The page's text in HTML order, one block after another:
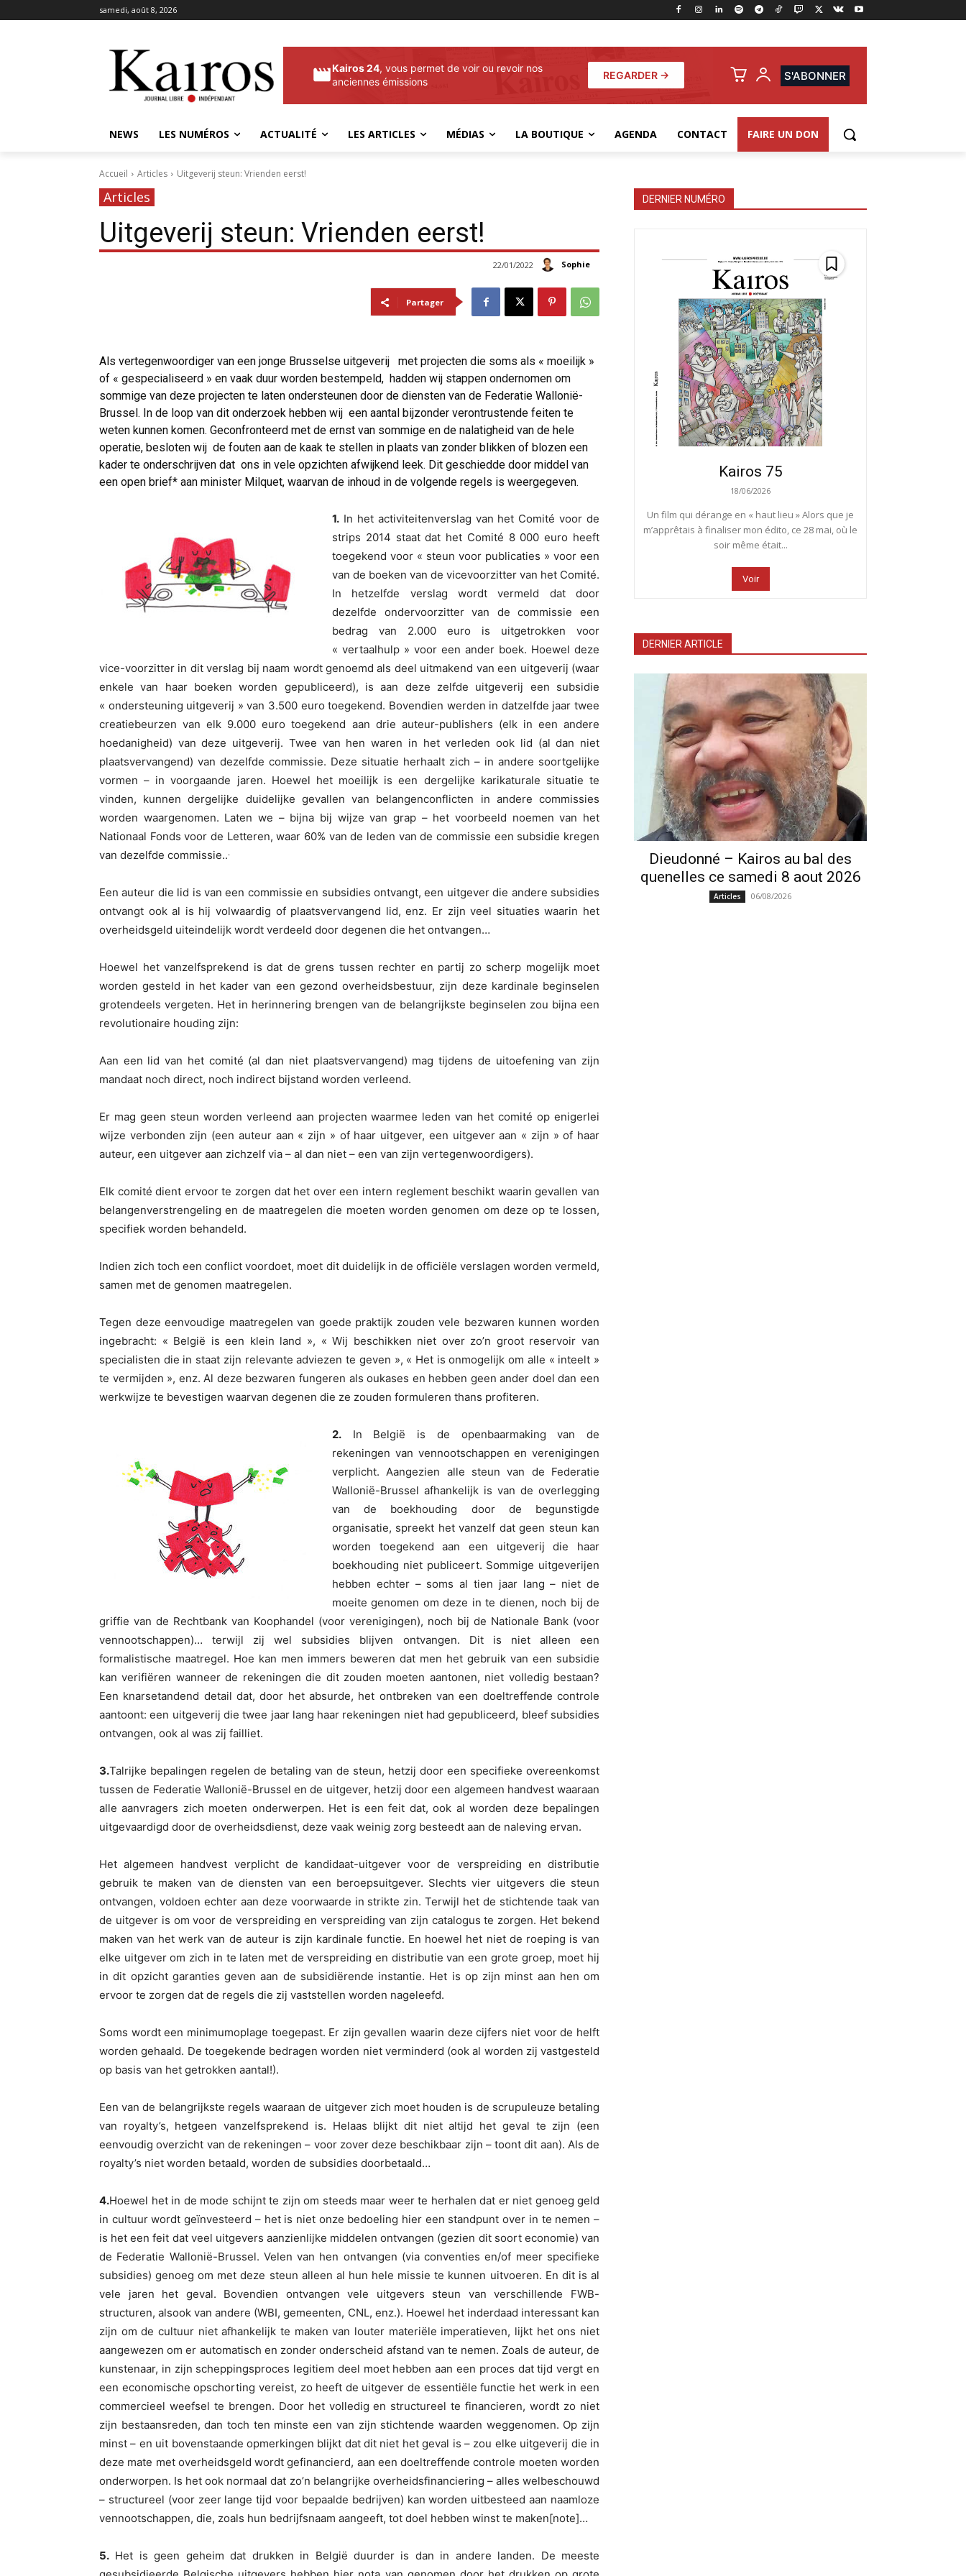
samedi, août 8, 2026
Kairos 24, vous permet de voir ou revoir nos
anciennes émissions
REGARDER → S'ABONNER
NEWS LES NUMÉROS ACTUALITÉ LES ARTICLES MÉDIAS LA BOUTIQUE AGENDA CONTACT FAIRE UN DON
Accueil Articles Uitgeverij steun: Vrienden eerst!
Articles
Uitgeverij steun: Vrienden eerst!
Sophie
22/01/2022
Partager
Als vertegenwoordiger van een jonge Brusselse uitgeverij met projecten die soms als « moeilijk »
of « gespecialiseerd » en vaak duur worden bestempeld, hadden wij stappen ondernomen om
sommige van deze projecten te laten ondersteunen door de diensten van de Federatie Wallonië-
Brussel. In de loop van dit onderzoek hebben wij een aantal bijzonder verontrustende feiten te
weten kunnen komen. Geconfronteerd met de ernst van sommige en de nalatigheid van de hele
operatie, besloten wij de fouten aan de kaak te stellen in plaats van zonder blikken of blozen een
kader te onderschrijven dat ons in vele opzichten afwijkend leek. Dit geschiedde door middel van
een open brief* aan minister Milquet, waarvan de inhoud in de volgende regels is weergegeven.
1. In het activiteitenverslag van het Comité voor de
strips 2014 staat dat het Comité 8 000 euro heeft
toegekend voor « steun voor publicaties » voor een
van de boeken van de vicevoorzitter van het Comité.
In hetzelfde verslag wordt vermeld dat door
dezelfde ondervoorzitter van de commissie een
bedrag van 2.000 euro is uitgetrokken voor
« vertaalhulp » voor een ander boek. Hoewel deze
vice-voorzitter in dit verslag bij naam wordt genoemd als deel uitmakend van een uitgeverij (waar
enkele van haar boeken worden gepubliceerd), is aan deze zelfde uitgeverij een subsidie
« ondersteuning uitgeverij » van 3.500 euro toegekend. Bovendien werden in datzelfde jaar twee
creatiebeurzen van elk 9.000 euro toegekend aan drie auteur-publishers (elk in een andere
hoedanigheid) van deze uitgeverij. Twee van hen waren in het verleden ook lid (al dan niet
plaatsvervangend) van dezelfde commissie. Deze situatie herhaalt zich – in andere soortgelijke
vormen – in voorgaande jaren. Hoewel het moeilijk is een dergelijke karikaturale situatie te
vinden, kunnen dergelijke duidelijke gevallen van belangenconflicten in andere commissies
worden waargenomen. Laten we – bijna bij wijze van grap – het voorbeeld noemen van het
Nationaal Fonds voor de Letteren, waar 60% van de leden van de commissie een subsidie kregen
van dezelfde commissie...
Een auteur die lid is van een commissie en subsidies ontvangt, een uitgever die andere subsidies
ontvangt ook al is hij volwaardig of plaatsvervangend lid, enz. Er zijn veel situaties waarin het
overheidsgeld uiteindelijk wordt verdeeld door degenen die het ontvangen…
Hoewel het vanzelfsprekend is dat de grens tussen rechter en partij zo scherp mogelijk moet
worden gesteld in het kader van een gezond overheidsbestuur, zijn deze kardinale beginselen
grotendeels vergeten. Het in herinnering brengen van de belangrijkste beginselen zou bijna een
revolutionaire houding zijn:
Aan een lid van het comité (al dan niet plaatsvervangend) mag tijdens de uitoefening van zijn
mandaat noch direct, noch indirect bijstand worden verleend.
Er mag geen steun worden verleend aan projecten waarmee leden van het comité op enigerlei
wijze verbonden zijn (een auteur aan « zijn » of haar uitgever, een uitgever aan « zijn » of haar
auteur, een uitgever aan zichzelf via – al dan niet – een van zijn vertegenwoordigers).
Elk comité dient ervoor te zorgen dat het over een intern reglement beschikt waarin gevallen van
belangenverstrengeling en de maatregelen die moeten worden genomen om deze op te lossen,
specifiek worden behandeld.
Indien zich toch een conflict voordoet, moet dit duidelijk in de officiële verslagen worden vermeld,
samen met de genomen maatregelen.
Tegen deze eenvoudige maatregelen van goede praktijk zouden vele bezwaren kunnen worden
ingebracht: « België is een klein land », « Wij beschikken niet over zo’n groot reservoir van
specialisten die in staat zijn relevante adviezen te geven », « Het is onmogelijk om alle « inteelt »
te vermijden », enz. Al deze bezwaren fungeren als oukases en hebben geen ander doel dan een
werkwijze te bevestigen waarvan degenen die ze zouden formuleren thans profiteren.
2. In België is de openbaarmaking van de
rekeningen van vennootschappen en verenigingen
verplicht. Aangezien alle steun van de Federatie
Wallonië-Brussel afhankelijk is van de overlegging
van de boekhouding door de begunstigde
organisatie, spreekt het vanzelf dat geen steun kan
worden toegekend aan een uitgeverij die haar
boekhouding niet publiceert. Sommige uitgeverijen
hebben echter – soms al tien jaar lang – niet de
moeite genomen om deze in te dienen, noch bij de
griffie van de Rechtbank van Koophandel (voor verenigingen), noch bij de Nationale Bank (voor
vennootschappen)… terwijl zij wel subsidies blijven ontvangen. Dit is niet alleen een
formalistische maatregel. Hoe kan men immers beweren dat men het gebruik van een subsidie
kan verifiëren wanneer de rekeningen die dit zouden moeten aantonen, niet volledig bestaan?
Een knarsetandend detail dat, door het absurde, het ontbreken van een doeltreffende controle
aantoont: een uitgeverij die twee jaar lang haar rekeningen niet had gepubliceerd, bleef subsidies
ontvangen, ook al was zij failliet.
3.Talrijke bepalingen regelen de betaling van de steun, hetzij door een specifieke overeenkomst
tussen de Federatie Wallonië-Brussel en de uitgever, hetzij door een algemeen handvest waaraan
alle aanvragers zich moeten onderwerpen. Het is een feit dat, ook al worden deze bepalingen
uitgevaardigd door de overheidsdienst, deze vaak weinig zorg besteedt aan de naleving ervan.
Het algemeen handvest verplicht de kandidaat-uitgever voor de verspreiding en distributie
gebruik te maken van de diensten van een beroepsuitgever. Slechts vier uitgevers die steun
ontvangen, voldoen echter aan deze voorwaarde in strikte zin. Terwijl het de stichtende taak van
de uitgever is om voor de verspreiding en verspreiding van zijn catalogus te zorgen. Het bekend
maken van het werk van de auteur is zijn kardinale functie. En hoewel het niet de roeping is van
elke uitgever om zich in te laten met de verspreiding en distributie van een grote groep, moet hij
in dit opzicht garanties geven aan de subsidiërende instantie. Het is op zijn minst aan hen om
ervoor te zorgen dat de regels die zij vaststellen worden nageleefd.
Soms wordt een minimumoplage toegepast. Er zijn gevallen waarin deze cijfers niet voor de helft
worden gehaald. De toegekende bedragen worden niet verminderd (ook al worden zij vastgesteld
op basis van het getrokken aantal!).
Een van de belangrijkste regels waaraan de uitgever zich moet houden is de scrupuleuze betaling
van royalty’s, hetgeen vanzelfsprekend is. Helaas blijkt dit niet altijd het geval te zijn (een
eenvoudig overzicht van de rekeningen – voor zover deze beschikbaar zijn – toont dit aan). Als de
royalty’s niet worden betaald, worden de subsidies doorbetaald…
4.Hoewel het in de mode schijnt te zijn om steeds maar weer te herhalen dat er niet genoeg geld
in cultuur wordt geïnvesteerd – het is niet onze bedoeling hier een standpunt over in te nemen –
is het een feit dat veel uitgevers aanzienlijke middelen ontvangen (gezien dit soort economie) van
de Federatie Wallonië-Brussel. Velen van hen ontvangen (via conventies en/of meer specifieke
subsidies) genoeg om met deze steun alleen al hun hele missie te kunnen uitvoeren. En dit is al
vele jaren het geval. Bovendien ontvangen vele uitgevers steun van verschillende FWB-
structuren, alsook van andere (WBI, gemeenten, CNL, enz.). Hoewel het inderdaad interessant kan
zijn om de cultuur niet afhankelijk te maken van louter materiële imperatieven, lijkt het ons niet
aangewezen om er automatisch en zonder onderscheid afstand van te nemen. Zoals de auteur, de
kunstenaar, in zijn scheppingsproces legitiem deel moet hebben aan een proces dat tijd vergt en
een economische opschorting vereist, zo heeft de uitgever de essentiële functie het werk in een
commercieel weefsel te brengen. Door het volledig en structureel te financieren, wordt zo niet
zijn bestaansreden, dan toch ten minste een van zijn stichtende waarden weggenomen. Op zijn
minst – en uit bovenstaande opmerkingen blijkt dat dit niet het geval is – zou elke uitgeverij die in
deze mate met overheidsgeld wordt gefinancierd, aan een doeltreffende controle moeten worden
onderworpen. Is het ook normaal dat zo’n belangrijke overheidsfinanciering – alles welbeschouwd
– structureel (voor zeer lange tijd voor bepaalde bedrijven) kan worden uitbesteed aan naamloze
vennootschappen, die, zoals hun bedrijfsnaam aangeeft, tot doel hebben winst te maken[note]…
5. Het is geen geheim dat drukken in België duurder is dan in andere landen. De meeste
DERNIER NUMÉRO
Kairos 75
18/06/2026
Un film qui dérange en « haut lieu » Alors que je
m’apprêtais à finaliser mon édito, ce 28 mai, où le
soir même était...
Voir
DERNIER ARTICLE
Dieudonné – Kairos au bal des
quenelles ce samedi 8 aout 2026
Articles 06/08/2026